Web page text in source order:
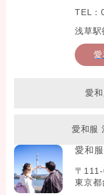
TEL：
浅草駅
愛
愛和服
愛和
〒
東京都